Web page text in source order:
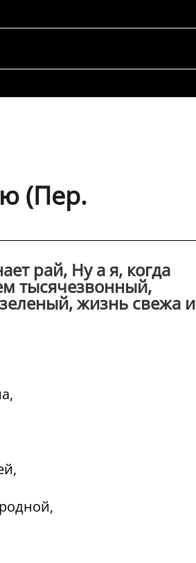
(Пер.
рай, Ну а я, когда
тысячезвонный,
жизнь свежа и